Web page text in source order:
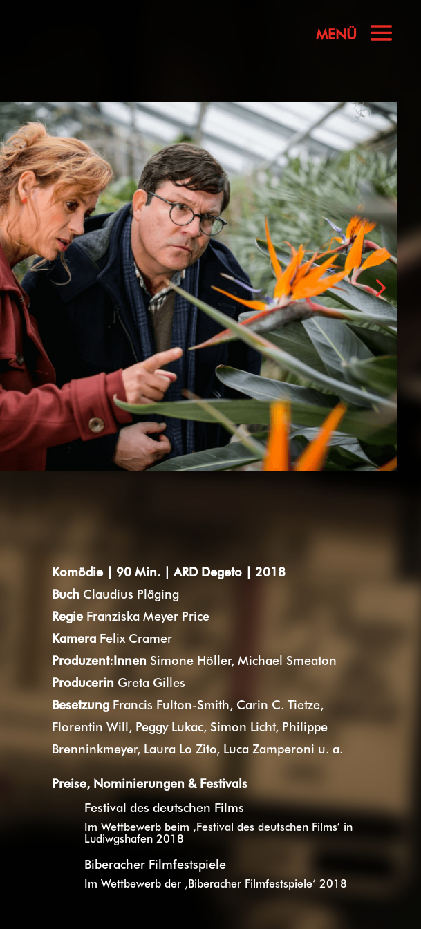
Komödie | 90 Min. | ARD Degeto | 2018
Buch Claudius Pläging
RegieFranziska Meyer Price
Kamera Felix Cramer
Produzent:InnenSimone Höller, Michael Smeaton
ProducerinGreta Gilles
BesetzungFrancis Fulton-Smith, Carin C. Tietze,
Florentin Will, Peggy Lukac, Simon Licht, Philippe
Brenninkmeyer, Laura Lo Zito, Luca Zamperoni u. a.
Preise, Nominierungen & Festivals
Festival des deutschen Films
Im Wettbewerb beim ‚Festival des deutschen Films‘ in
Ludiwgshafen 2018
Biberacher Filmfestspiele
Im Wettbewerb der ‚Biberacher Filmfestspiele‘ 2018